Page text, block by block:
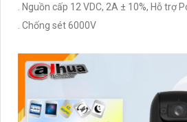
. Nguồn cấp 12 VDC, 2A ± 10%, Hỗ trợ
. Chống sét 6000V